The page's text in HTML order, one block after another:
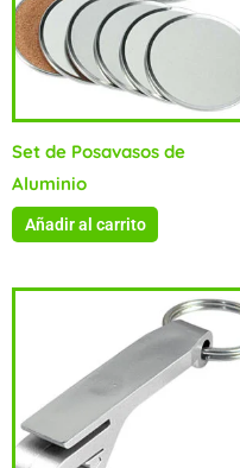
Set de Posavasos de
Aluminio
Añadir al carrito